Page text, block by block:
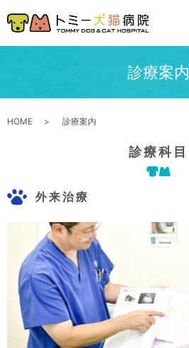
診療案内
HOME 診療案内
診療科目
外来治療